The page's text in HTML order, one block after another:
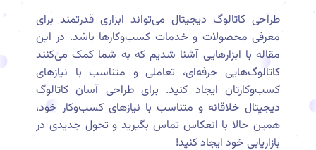
طراحی کاتالوگ دیجیتال می‌تواند ابزاری قدرتمند برای
معرفی محصولات و خدمات کسب‌وکارها باشد. در این
مقاله با ابزارهایی آشنا شدیم که به شما کمک می‌کنند
کاتالوگ‌هایی حرفه‌ای، تعاملی و متناسب با نیازهای
کسب‌وکارتان ایجاد کنید. برای طراحی آسان کاتالوگ
دیجیتال خلاقانه و متناسب با نیازهای کسب‌وکار خود،
همین حالا با انعکاس تماس بگیرید و تحول جدیدی در
بازاریابی خود ایجاد کنید!